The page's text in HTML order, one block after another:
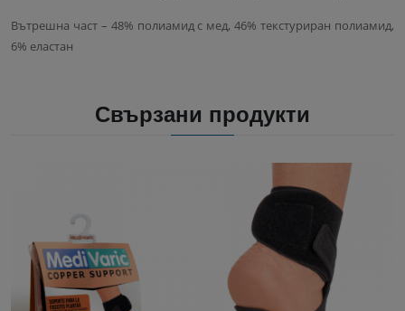
Вътрешна част – 48% полиамид с мед, 46% текстуриран полиамид,
6% еластан
Свързани продукти